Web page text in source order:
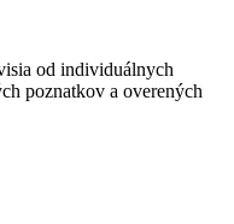
od individuálnych
poznatkov a overených